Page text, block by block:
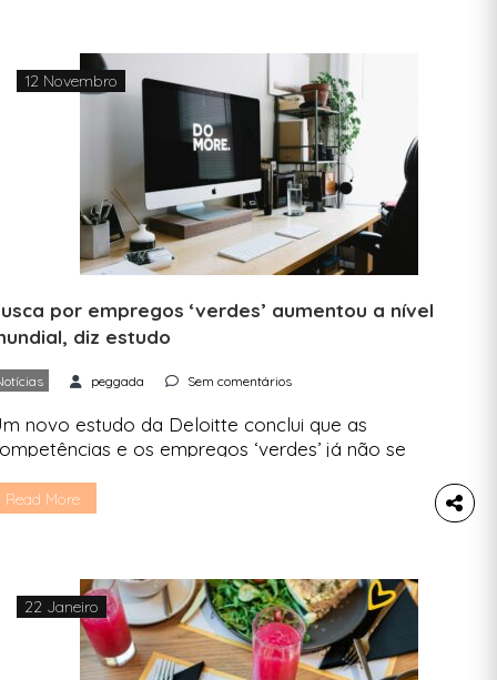
12 Novembro
por empregos ‘verdes’ aumentou a nível
diz estudo
peggada Sem comentários
novo estudo da Deloitte conclui que as
e os empregos ‘verdes’ já não se
e que há uma transição de forças de
o […]
Read More
22 Janeiro